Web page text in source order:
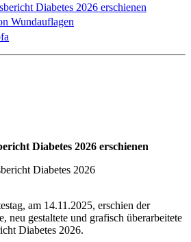
Diabetes 2026 erschienen
Wundauflagen
Diabetes 2026 erschienen
am 14.11.2025, erschien der
neu gestaltete und grafisch überarbeitete
Diabetes 2026.